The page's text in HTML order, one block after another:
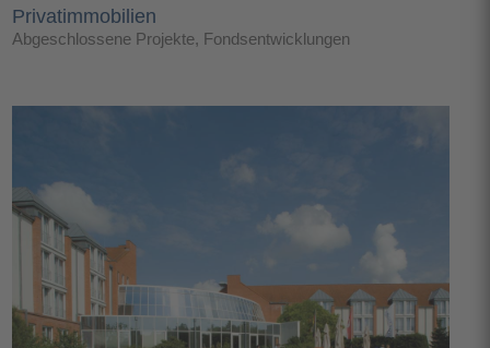
Privatimmobilien
Abgeschlossene Projekte, Fondsentwicklungen